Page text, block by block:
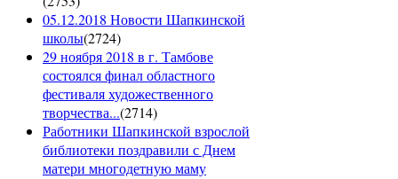
05.12.2018 Новости Шапкинской
школы(2724)
29 ноября 2018 в г. Тамбове
состоялся финал областного
фестиваля художественного
творчества...(2714)
Работники Шапкинской взрослой
библиотеки поздравили с Днем
матери многодетную маму